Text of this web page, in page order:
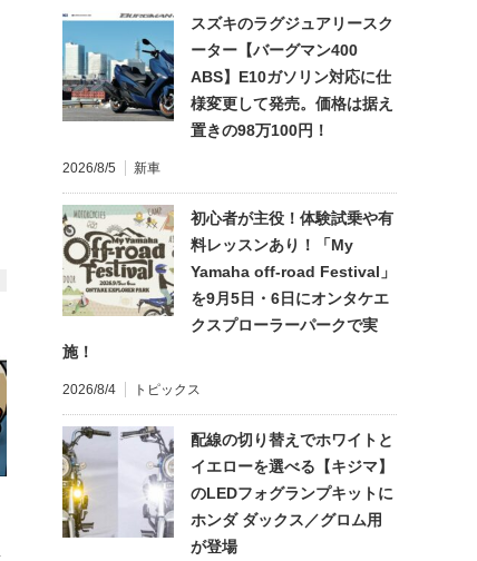
スズキのラグジュアリースク
ーター【バーグマン400
ABS】E10ガソリン対応に仕
様変更して発売。価格は据え
置きの98万100円！
2026/8/5 新車
初心者が主役！体験試乗や有
料レッスンあり！「My
Yamaha off-road Festival」
を9月5日・6日にオンタケエ
クスプローラーパークで実
施！
2026/8/4 トピックス
配線の切り替えでホワイトと
イエローを選べる【キジマ】
のLEDフォグランプキットに
ホンダ ダックス／グロム用
が登場